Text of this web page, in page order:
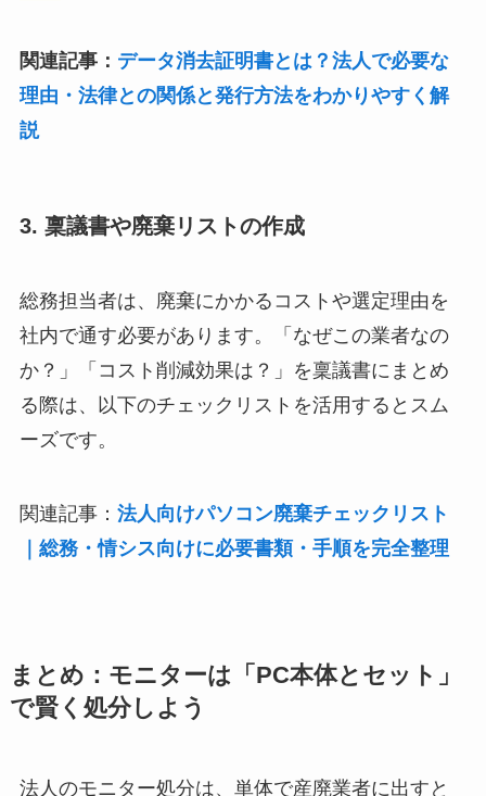
関連記事： データ消去証明書とは？法人で必要な
理由・法律との関係と発行方法をわかりやすく解
説
3. 稟議書や廃棄リストの作成
総務担当者は、廃棄にかかるコストや選定理由を
社内で通す必要があります。「なぜこの業者なの
か？」「コスト削減効果は？」を稟議書にまとめ
る際は、以下のチェックリストを活用するとスム
ーズです。
関連記事： 法人向けパソコン廃棄チェックリスト
｜総務・情シス向けに必要書類・手順を完全整理
まとめ：モニターは「PC本体とセット」
で賢く処分しよう
法人のモニター処分は、単体で産廃業者に出すと